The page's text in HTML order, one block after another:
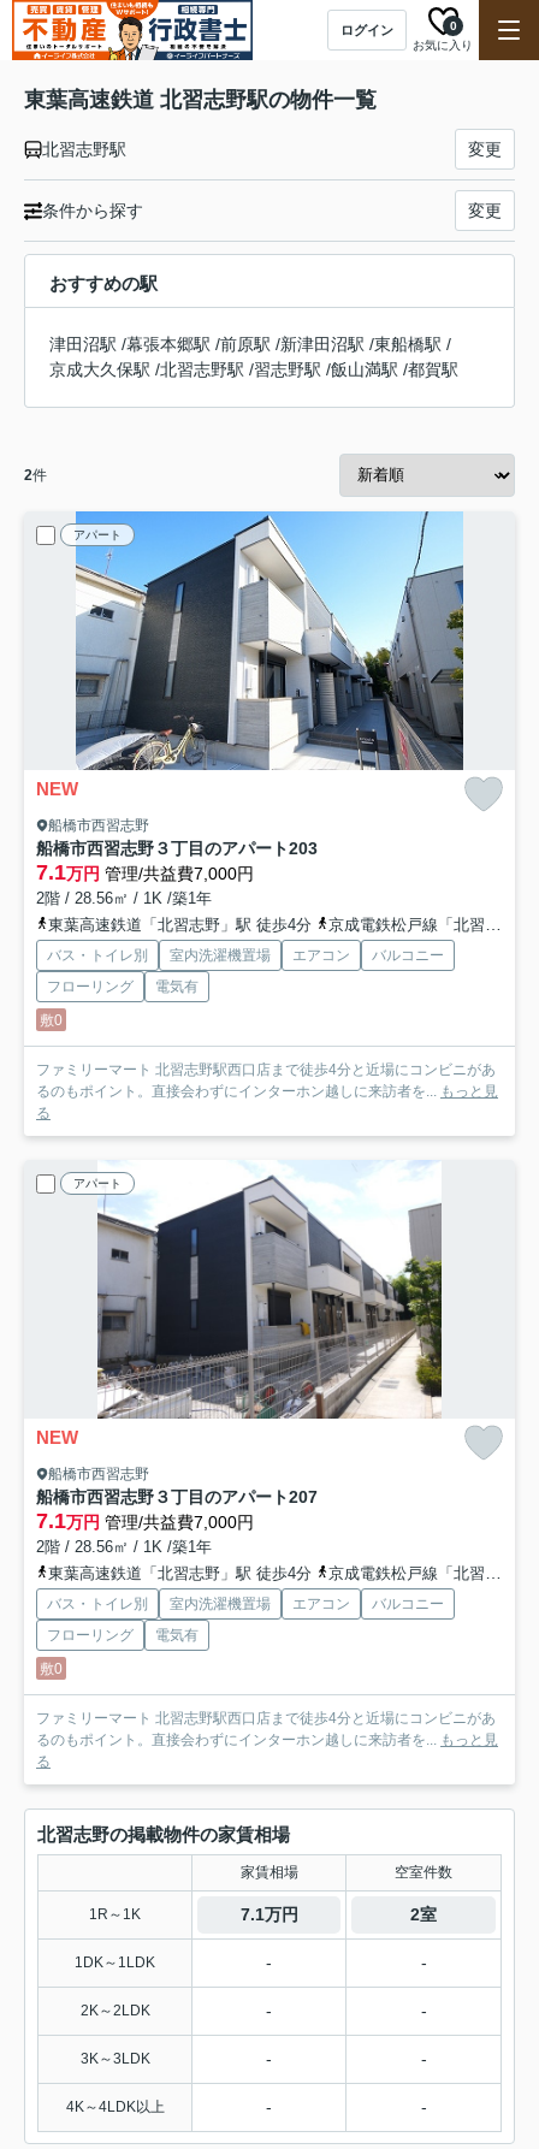
ログイン
お気に入り
0
東葉高速鉄道 北習志野駅の物件一覧
北習志野駅 変更
条件から探す 変更
おすすめの駅
津田沼駅 /幕張本郷駅 /前原駅 /新津田沼駅 /東船橋駅 /
京成大久保駅 /北習志野駅 /習志野駅 /飯山満駅 /都賀駅
2件
アパート
NEW
船橋市西習志野
船橋市西習志野３丁目のアパート203
7.1万円 管理/共益費7,000円
2階 / 28.56㎡ / 1K /築1年
東葉高速鉄道「北習志野」駅 徒歩4分
京成電鉄松戸線「北習志野」駅 徒歩4分
バス・トイレ別 室内洗濯機置場 エアコン
バルコニー
フローリング
電気有
敷0
ファミリーマート 北習志野駅西口店まで徒歩4分と近場にコンビニがあ
るのもポイント。直接会わずにインターホン越しに来訪者を... もっと見
る
アパート
NEW
船橋市西習志野
船橋市西習志野３丁目のアパート207
7.1万円 管理/共益費7,000円
2階 / 28.56㎡ / 1K /築1年
東葉高速鉄道「北習志野」駅 徒歩4分
京成電鉄松戸線「北習志野」駅 徒歩4分
バス・トイレ別 室内洗濯機置場 エアコン
バルコニー
フローリング
電気有
敷0
ファミリーマート 北習志野駅西口店まで徒歩4分と近場にコンビニがあ
るのもポイント。直接会わずにインターホン越しに来訪者を... もっと見
る
北習志野の掲載物件の家賃相場
家賃相場 空室件数
1R～1K 7.1万円 2室
1DK～1LDK - -
2K～2LDK - -
3K～3LDK - -
4K～4LDK以上 - -